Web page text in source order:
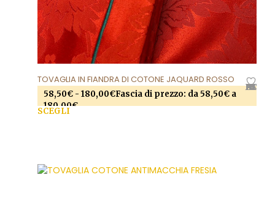
AGGIUNGI ALLA LISTA DEI DESIDERI
TOVAGLIA IN FIANDRA DI COTONE JAQUARD ROSSO
58,50€ - 180,00€Fascia di prezzo: da 58,50€ a
180,00€
SCEGLI